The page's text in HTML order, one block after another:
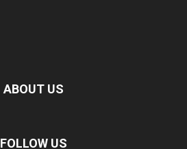
ABOUT US
FOLLOW US